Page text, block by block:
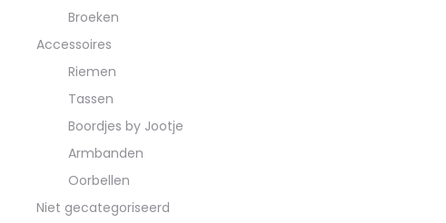
Broeken
Accessoires
Riemen
Tassen
Boordjes by Jootje
Armbanden
Oorbellen
Niet gecategoriseerd